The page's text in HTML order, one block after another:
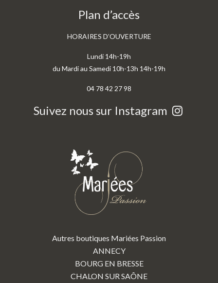
Plan d’accès
HORAIRES D’OUVERTURE
Lundi 14h-19h
du Mardi au Samedi 10h-13h 14h-19h
04 78 42 27 98
Suivez nous sur Instagram
Autres boutiques Mariées Passion
ANNECY
BOURG EN BRESSE
CHALON SUR SAÔNE